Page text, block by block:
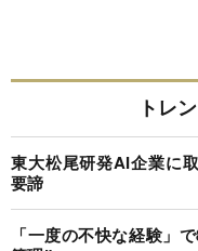
トレ
東大松尾研発AI企業に
要諦
「一度の不快な経験」